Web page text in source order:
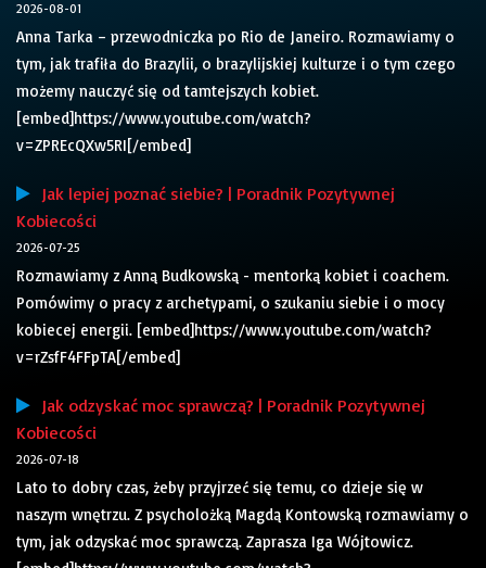
2026-08-01
Anna Tarka – przewodniczka po Rio de Janeiro. Rozmawiamy o
tym, jak trafiła do Brazylii, o brazylijskiej kulturze i o tym czego
możemy nauczyć się od tamtejszych kobiet.
[embed]https://www.youtube.com/watch?
v=ZPREcQXw5RI[/embed]
Jak lepiej poznać siebie? | Poradnik Pozytywnej
Kobiecości
2026-07-25
Rozmawiamy z Anną Budkowską - mentorką kobiet i coachem.
Pomówimy o pracy z archetypami, o szukaniu siebie i o mocy
kobiecej energii. [embed]https://www.youtube.com/watch?
v=rZsfF4FFpTA[/embed]
Jak odzyskać moc sprawczą? | Poradnik Pozytywnej
Kobiecości
2026-07-18
Lato to dobry czas, żeby przyjrzeć się temu, co dzieje się w
naszym wnętrzu. Z psycholożką Magdą Kontowską rozmawiamy o
tym, jak odzyskać moc sprawczą. Zaprasza Iga Wójtowicz.